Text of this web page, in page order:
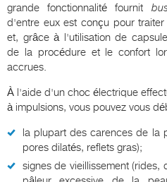
grande fonctionnalité fournit
d'entre eux est conçu pour
et, grâce à l'utilisation de
de la procédure et le confort
accrues.
À l'aide d'un choc électrique
à impulsions, vous pouvez vous
la plupart des carences de la
pores dilatés, reflets gras);
signes de vieillissement (rides,